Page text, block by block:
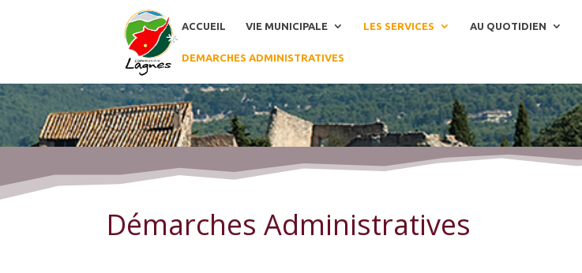
ACCUEIL VIE MUNICIPALE LES SERVICES AU QUOTIDIEN
DEMARCHES ADMINISTRATIVES
Démarches Administratives
Démarches Administratives